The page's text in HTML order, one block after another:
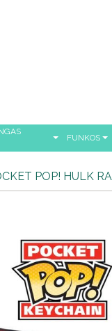
FUNKOS
POP! HULK